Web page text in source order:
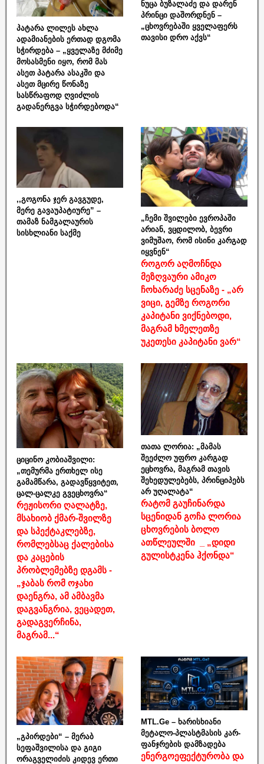
პატარა ლილეს ახლა
ადამიანების ერთად დგომა
სჭირდება – „ყველაზე მძიმე
მოსასმენი იყო, რომ მას
ასეთ პატარა ასაკში და
ასეთ მცირე წონაზე
სასწრაფოდ ღვიძლის
გადანერგვა სჭირდებოდა“
ნუცა ბუზალაძე და დარენ
პრინცი დაშორდნენ –
„ცხოვრებაში ყველაფერს
თავისი დრო აქვს“
,,გოგონა ჯერ გავგუდე,
მერე გავაუპატიურე” –
თამაზ ნამგალაურის
სისხლიანი საქმე
„ჩემი შვილები ევროპაში
არიან, ვცდილობ, ბევრი
ვიმუშაო, რომ ისინი კარგად
იყვნენ“
როგორ აღმოჩნდა
მეზღვაური ამიკო
ჩოხარაძე სცენაზე - „არ
ვიცი, გემზე როგორი
კაპიტანი ვიქნებოდი,
მაგრამ ხმელეთზე
უკეთესი კაპიტანი ვარ“
ციცინო კობიაშვილი:
„თემურმა ერთხელ ისე
გამამწარა, გადავწყვიტეთ,
ცალ-ცალკე გვეცხოვრა“
რეჟისორი ღალატზე,
მსახიობ ქმარ-შვილზე
და სპექტაკლებზე,
რომლებსაც ქალებისა
და კაცების
პრობლემებზე დგამს -
„ჯაბას რომ ოჯახი
დაენგრა, ამ ამბავმა
დაგვანგრია, ვეცადეთ,
გადაგვერჩინა,
მაგრამ...“
თათა ლორია: „მამას
შეეძლო უფრო კარგად
ეცხოვრა, მაგრამ თავის
შეხედულებებს, პრინციპებს
არ უღალატა“
რატომ გაუჩინარდა
სცენიდან გოჩა ლორია
ცხოვრების ბოლო
ათწლეულში _ „დიდი
გულისტკენა ჰქონდა“
„გპირდები“ – მერაბ
სეფაშვილისა და გიგი
ორაგველიძის კიდევ ერთი
MTL.Ge – ხარისხიანი
მეტალო-პლასტმასის კარ-
ფანჯრების დამზადება
ენერგოეფექტურობა და